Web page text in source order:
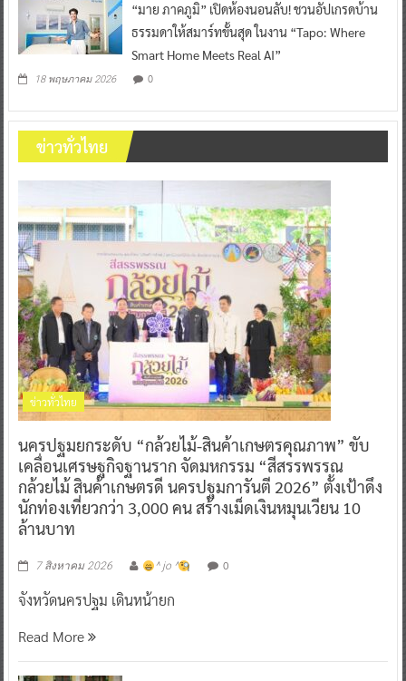
“มาย ภาคภูมิ” เปิดห้องนอนลับ! ชวนอัปเกรดบ้าน
ธรรมดาให้สมาร์ทขั้นสุด ในงาน “Tapo: Where
Smart Home Meets Real AI”
18 พฤษภาคม 2026 0
ข่าวทั่วไทย
ข่าวทั่วไทย
นครปฐมยกระดับ “กล้วยไม้-สินค้าเกษตรคุณภาพ” ขับ
เคลื่อนเศรษฐกิจฐานราก จัดมหกรรม “สีสรรพรรณ
กล้วยไม้ สินค้าเกษตรดี นครปฐมการันตี 2026” ตั้งเป้าดึง
นักท่องเที่ยวกว่า 3,000 คน สร้างเม็ดเงินหมุนเวียน 10
ล้านบาท
7 สิงหาคม 2026 ^ jo ^ 0
จังหวัดนครปฐม เดินหน้ายก
Read More